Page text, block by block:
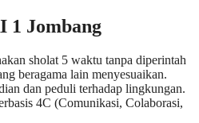
1 Jombang
sholat 5 waktu tanpa diperintah
beragama lain menyesuaikan.
dan peduli terhadap lingkungan.
4C (Comunikasi, Colaborasi,